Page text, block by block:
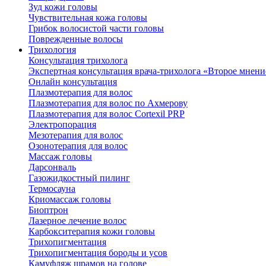
Зуд кожи головы
Чувствительная кожа головы
Грибок волосистой части головы
Поврежденные волосы
Трихология
Консультация трихолога
Экспертная консультация врача-трихолога «Второе
Онлайн консультация
Плазмотерапия для волос
Плазмотерапия для волос по Ахмерову
Плазмотерапия для волос Cortexil PRP
Электропорация
Мезотерапия для волос
Озонотерапия для волос
Массаж головы
Дарсонваль
Газожидкостный пилинг
Термосауна
Криомассаж головы
Биоптрон
Лазерное лечение волос
Карбокситерапия кожи головы
Трихопигментация
Трихопигментация бороды и усов
Камуфляж шрамов на голове